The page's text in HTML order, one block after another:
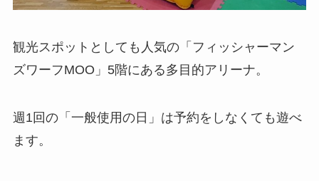
観光スポットとしても人気の「フィッシャーマン
ズワーフMOO」5階にある多目的アリーナ。
週1回の「一般使用の日」は予約をしなくても遊べ
ます。